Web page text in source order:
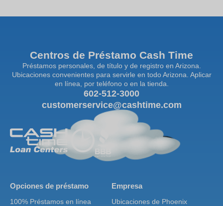
Centros de Préstamo Cash Time
Préstamos personales, de título y de registro en Arizona.
Ubicaciones convenientes para servirle en todo Arizona. Aplicar
en línea, por teléfono o en la tienda.
602-512-3000
customerservice@cashtime.com
Opciones de préstamo
100% Préstamos en línea
Empresa
Ubicaciones de Phoenix